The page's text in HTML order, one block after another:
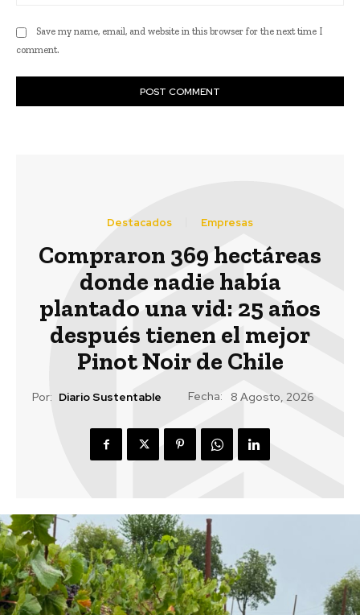
Save my name, email, and website in this browser for the next time I
comment.